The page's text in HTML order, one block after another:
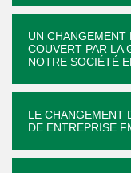
UN CHANGEMENT
COUVERT PAR LA
NOTRE SOCIÉTÉ
LE CHANGEMENT
DE ENTREPRISE